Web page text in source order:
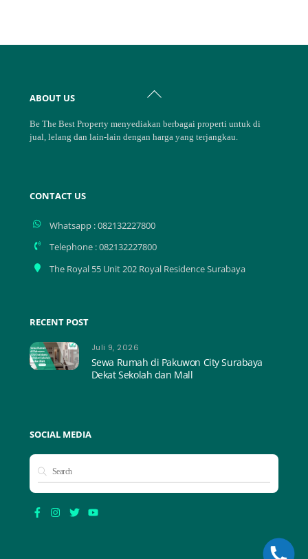
Back
ABOUT US
Be The Best Property menyediakan berbagai properti untuk di
jual, lelang dan lain-lain dengan harga yang terjangkau.
CONTACT US
Whatsapp : 082132227800
Telephone : 082132227800
The Royal 55 Unit 202 Royal Residence Surabaya
RECENT POST
Juli 9, 2026
Sewa Rumah di Pakuwon City Surabaya
Dekat Sekolah dan Mall
SOCIAL MEDIA